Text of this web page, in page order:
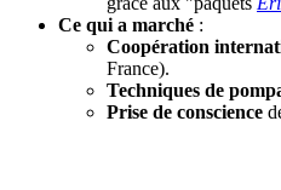
Ce qui a marché :
Coopération
France).
Techniques de
Prise de conscience